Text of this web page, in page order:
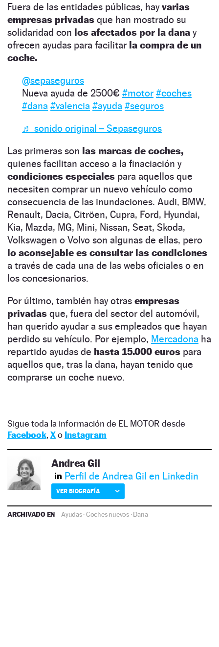
Fuera de las entidades públicas, hayvarias
empresas privadas que han mostrado su
solidaridad con los afectados por la dana y
ofrecen ayudas para facilitar la compra de un
coche.
@sepaseguros
Nueva ayuda de 2500€ #motor #coches
#dana #valencia #ayuda #seguros
♬ sonido original – Sepaseguros
Las primeras son las marcas de coches,
quienes facilitan acceso a la finaciación y
condiciones especiales para aquellos que
necesiten comprar un nuevo vehículo como
consecuencia de las inundaciones. Audi, BMW,
Renault, Dacia, Citröen, Cupra, Ford, Hyundai,
Kia, Mazda, MG, Mini, Nissan, Seat, Skoda,
Volkswagen o Volvo son algunas de ellas, pero
lo aconsejable es consultar las condiciones
a través de cada una de las webs oficiales o en
los concesionarios.
Por último, también hay otras empresas
privadas que, fuera del sector del automóvil,
han querido ayudar a sus empleados que hayan
perdido su vehículo. Por ejemplo, Mercadona ha
repartido ayudas de hasta 15.000 euros para
aquellos que, tras la dana, hayan tenido que
comprarse un coche nuevo.
Sigue toda la información de EL MOTOR desde
Facebook, Xo Instagram
Andrea Gil
Perfil de Andrea Gil en Linkedin
VER BIOGRAFÍA
ARCHIVADO EN Ayudas·Coches nuevos·Dana